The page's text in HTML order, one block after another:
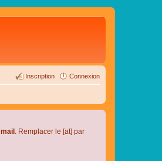
Connexion
Inscription
mail . Remplacer le [at] par